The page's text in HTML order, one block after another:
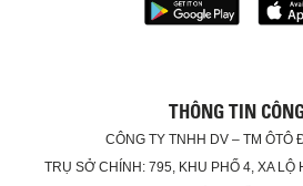
THÔNG TIN
CÔNG TY TNHH DV – TM ÔTÔ
TRỤ SỞ CHÍNH: 795, KHU PHỐ 4, XA LỘ